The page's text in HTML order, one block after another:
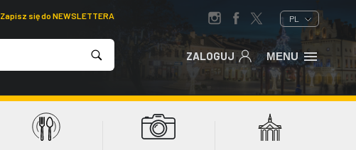
Zapisz się do NEWSLETTERA PL
ZALOGUJ MENU